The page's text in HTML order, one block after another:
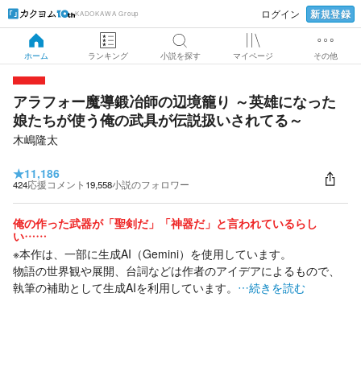
KADOKAWA Group ログイン 新規登録
ホーム ランキング 小説を探す マイページ その他
アラフォー魔導鍛冶師の辺境籠り ～英雄になった
娘たちが使う俺の武具が伝説扱いされてる～
木嶋隆太
★11,186
424応援コメント 19,558小説のフォロワー
俺の作った武器が「聖剣だ」「神器だ」と言われているらし
い……
※本作は、一部に生成AI（Gemini）を使用しています。
物語の世界観や展開、台詞などは作者のアイデアによるもので、
執筆の補助として生成AIを利用しています。 …続きを読む